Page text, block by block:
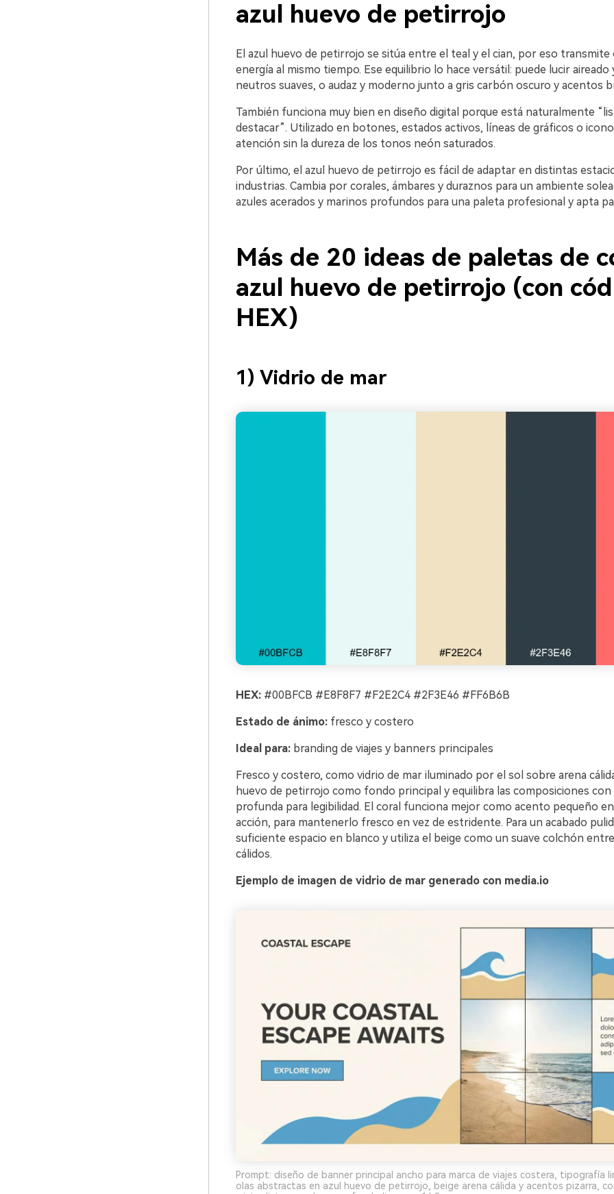
azul huevo de petirrojo
El azul huevo de petirrojo se sitúa entre el teal y el cian, por eso transmite
energía al mismo tiempo. Ese equilibrio lo hace versátil: puede lucir
neutros suaves, o audaz y moderno junto a gris carbón oscuro y acentos
También funciona muy bien en diseño digital porque está naturalmente
destacar”. Utilizado en botones, estados activos, líneas de gráficos o
atención sin la dureza de los tonos neón saturados.
Por último, el azul huevo de petirrojo es fácil de adaptar en distintas
industrias. Cambia por corales, ámbares y duraznos para un ambiente
azules acerados y marinos profundos para una paleta profesional y apta
Más de 20 ideas de paletas de
azul huevo de petirrojo (con
HEX)
1) Vidrio de mar
HEX:#00BFCB #E8F8F7 #F2E2C4 #2F3E46 #FF6B6B
Estado de ánimo:fresco y costero
Ideal para:branding de viajes y banners principales
Fresco y costero, como vidrio de mar iluminado por el sol sobre arena
huevo de petirrojo como fondo principal y equilibra las composiciones con
profunda para legibilidad. El coral funciona mejor como acento pequeño
acción, para mantenerlo fresco en vez de estridente. Para un acabado
suficiente espacio en blanco y utiliza el beige como un suave colchón
cálidos.
Ejemplo de imagen de vidrio de mar generado con media.io
Prompt: diseño de banner principal ancho para marca de viajes costera, tipografía
olas abstractas en azul huevo de petirrojo, beige arena cálida y acentos pizarra,
Crea
gratis!